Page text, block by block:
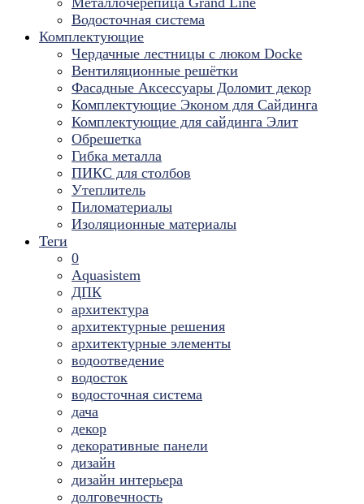
Водосточная система
Комплектующие
Чердачные лестницы с люком Docke
Вентиляционные решётки
Фасадные Аксессуары Доломит декор
Комплектующие Эконом для Сайдинга
Комплектующие для cайдинга Элит
Обрешетка
Гибка металла
ПИКС для столбов
Утеплитель
Пиломатериалы
Изоляционные материалы
Теги
0
Aquasistem
ДПК
архитектура
архитектурные решения
архитектурные элементы
водоотведение
водосток
водосточная система
дача
декор
декоративные панели
дизайн
дизайн интерьера
долговечность